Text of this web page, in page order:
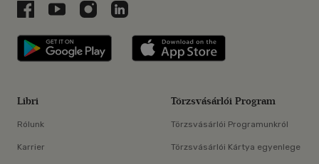
Libri a Facebookon
Libri a Youtube-on
Libri az Instagramon
Libri a LinkedInen
Libri applikáció Szerezd meg: Google
Libri
Rólunk
Karrier
Törzsvásárlói Program
Törzsvásárlói Programunkról
Törzsvásárlói Kártya egyenlege